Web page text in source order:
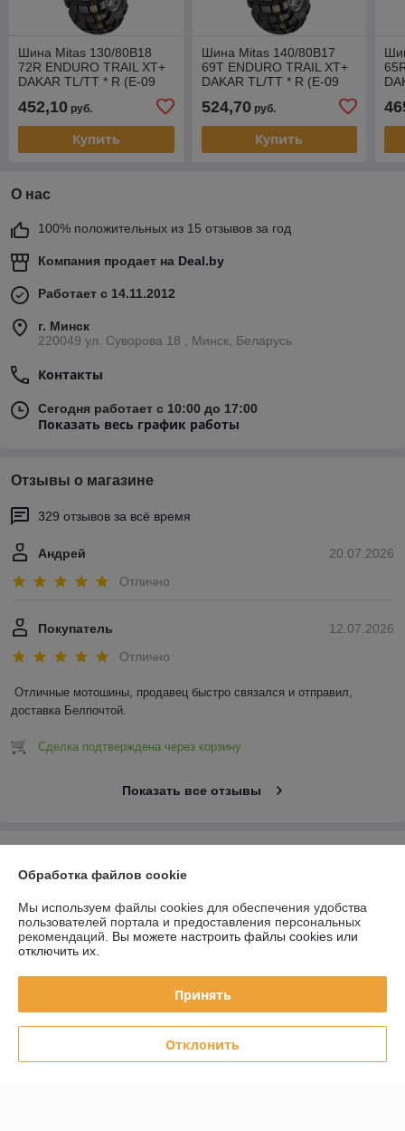
Шина Mitas 130/80B18
72R ENDURO TRAIL XT+
DAKAR TL/TT * R (E-09
452,10 руб.
Купить
Шина Mitas 140/80B17
69T ENDURO TRAIL XT+
DAKAR TL/TT * R (E-09
524,70руб.
Купить
О нас
100% положительных из 15 отзывов за год
Компания продает на Deal.by
Работает с 14.11.2012
г. Минск
220049 ул. Суворова 18 , Минск, Беларусь
Контакты
Сегодня работает с 10:00 до 17:00
Показать весь график работы
Отзывы о магазине
329 отзывов за всё время
20.07.2026
Андрей
Отлично
12.07.2026
Покупатель
Отлично
Отличные мотошины, продавец быстро связался и отправил,
доставка Белпочтой.
Сделка подтверждена через корзину
Показать все отзывы
Доставка и оплата
График работы
Политика обработки cookies
Обработка файлов cookie
Мы используем файлы cookies для обеспечения удобства
пользователей портала и предоставления персональных
рекомендаций. Вы можете настроить файлы cookies или
отключить их.
Принять
Отклонить